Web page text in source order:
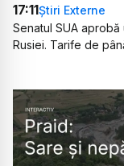
17:11Știri Externe
Senatul SUA
Rusiei. Tarife de